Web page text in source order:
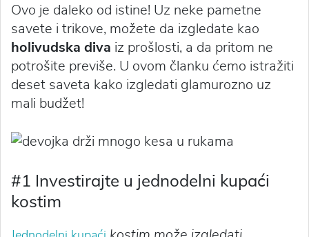
Ovo je daleko od istine! Uz neke pametne
savete i trikove, možete da izgledate kao
holivudska diva iz prošlosti, a da pritom ne
potrošite previše. U ovom članku ćemo istražiti
deset saveta kako izgledati glamurozno uz
mali budžet!
#1 Investirajte u jednodelni kupaći
kostim